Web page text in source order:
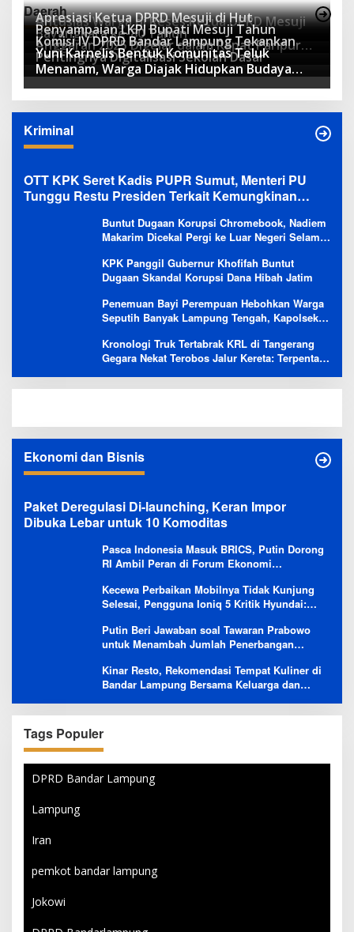
Daerah
Antusias Warga di Reses Ketua DPRD Mesuji
Apresiasi Ketua DPRD Mesuji di Hut
Bayangkara ke-80 Tahun
Penyampaian LKPJ Bupati Mesuji Tahun
Anggaran 2025 Digelar dalam Rapat Paripurna
DPRD
Komisi IV DPRD Bandar Lampung Tekankan
Pentingnya Digitalisasi Sekolah Dasar
Yuni Karnelis Bentuk Komunitas Teluk
Menanam, Warga Diajak Hidupkan Budaya
Tanam
Kriminal
OTT KPK Seret Kadis PUPR Sumut, Menteri PU
Tunggu Restu Presiden Terkait Kemungkinan
Buntut Dugaan Korupsi Chromebook, Nadiem
Makarim Dicekal Pergi ke Luar Negeri Selama
KPK Panggil Gubernur Khofifah Buntut
Dugaan Skandal Korupsi Dana Hibah Jatim
Penemuan Bayi Perempuan Hebohkan Warga
Seputih Banyak Lampung Tengah, Kapolsek:
Kronologi Truk Tertabrak KRL di Tangerang
Gegara Nekat Terobos Jalur Kereta: Terpental,
Ekonomi dan Bisnis
Paket Deregulasi Di-launching, Keran Impor
Dibuka Lebar untuk 10 Komoditas
Pasca Indonesia Masuk BRICS, Putin Dorong
RI Ambil Peran di Forum Ekonomi
Kecewa Perbaikan Mobilnya Tidak Kunjung
Selesai, Pengguna Ioniq 5 Kritik Hyundai:
Sales
Putin Beri Jawaban soal Tawaran Prabowo
untuk Menambah Jumlah Penerbangan
Kinar Resto, Rekomendasi Tempat Kuliner di
Bandar Lampung Bersama Keluarga dan
Tags Populer
DPRD Bandar Lampung
Lampung
Iran
pemkot bandar lampung
Jokowi